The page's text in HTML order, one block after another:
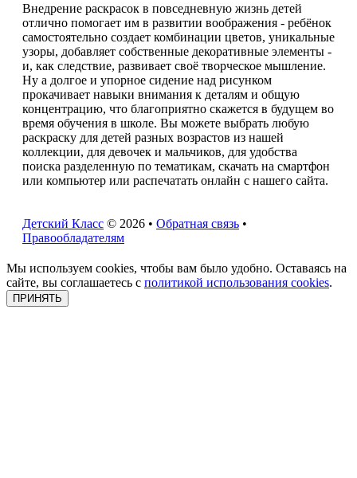
Внедрение раскрасок в повседневную жизнь детей
отлично помогает им в развитии воображения - ребёнок
самостоятельно создает комбинации цветов, уникальные
узоры, добавляет собственные декоративные элементы -
и, как следствие, развивает своё творческое мышление.
Ну а долгое и упорное сидение над рисунком
прокачивает навыки внимания к деталям и общую
концентрацию, что благоприятно скажется в будущем во
время обучения в школе. Вы можете выбрать любую
раскраску для детей разных возрастов из нашей
коллекции, для девочек и мальчиков, для удобства
поиска разделенную по тематикам, скачать на смартфон
или компьютер или распечатать онлайн с нашего сайта.
Детский Класс © 2026 • Обратная связь •
Правообладателям
Мы используем cookies, чтобы вам было удобно. Оставаясь на
сайте, вы соглашаетесь с политикой использования cookies.
ПРИНЯТЬ